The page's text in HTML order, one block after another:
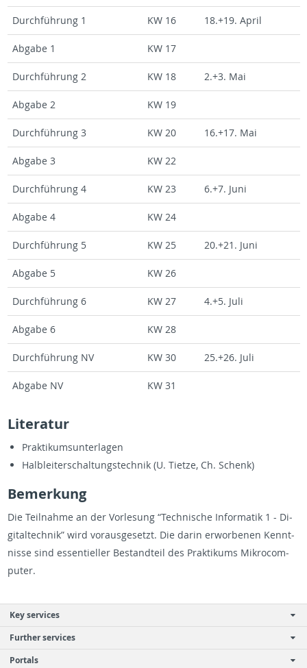
Durch­füh­rung 1 KW 16 18.+19. April
Ab­ga­be 1 KW 17
Durch­füh­rung 2 KW 18 2.+3. Mai
Ab­ga­be 2 KW 19
Durch­füh­rung 3 KW 20 16.+17. Mai
Ab­ga­be 3 KW 22
Durch­füh­rung 4 KW 23 6.+7. Juni
Ab­ga­be 4 KW 24
Durch­füh­rung 5 KW 25 20.+21. Juni
Ab­ga­be 5 KW 26
Durch­füh­rung 6 KW 27 4.+5. Juli
Ab­ga­be 6 KW 28
Durch­füh­rung NV KW 30 25.+26. Juli
Ab­ga­be NV KW 31
Li­te­ra­tur
Prak­ti­kums­un­ter­la­gen
Halb­leit­erschal­tungs­tech­nik (U. Tiet­ze, Ch. Schenk)
Be­mer­kung
Die Teil­nah­me an der Vor­le­sung “Tech­ni­sche In­for­ma­tik 1 - Di­
gi­tal­tech­nik” wird vor­aus­ge­setzt. Die darin er­wor­be­nen Kennt­
nis­se sind es­sen­ti­el­ler Be­stand­teil des Prak­ti­kums Mi­kro­com­
pu­ter.
Key services
Further services
Portals